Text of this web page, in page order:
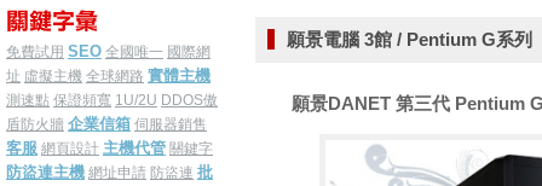
免費試用 SEO 全國唯一 國際網
址 虛擬主機 全球網路 實體主機
測速點 保證頻寬 1U/2U DDOS傲
盾防火牆 企業信箱 伺服器銷售
客服 網頁設計 主機代管 關鍵字
防盜連主機 網址申請 防盜連 批
願景電腦 3館 / Pentium G系列
願景DANET 第三代 Pentium